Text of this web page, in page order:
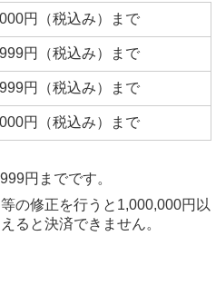
円（税込み）まで
円（税込み）まで
円（税込み）まで
円（税込み）まで
円までです。
の修正を行うと1,000,000円以
ると決済できません。